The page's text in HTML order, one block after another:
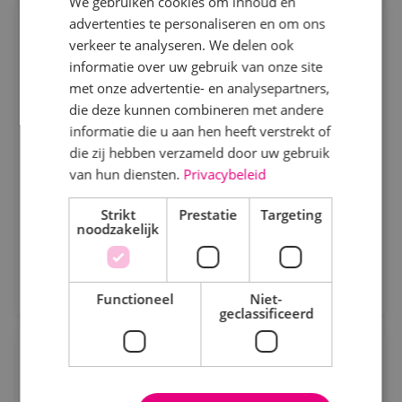
Specialisme
Beveiligingstechniek
Elektrotechniek
Energietechniek
Staf
Uren
Fulltime
Parttime
Projectmonteur werktuigbouwkunde
Werktuigbouwkunde Fulltime MBO
Wij zoeken gemotiveerde projectmonteurs. Je hebt
oog voor detail en streeft naar de hoogste kwaliteit.
Bekijk vacature
Direct solliciteren
Projectcoördinator
advertenties te personaliseren en om ons
verkeer te analyseren. We delen ook
informatie over uw gebruik van onze site
met onze advertentie- en analysepartners,
die deze kunnen combineren met andere
informatie die u aan hen heeft verstrekt of
die zij hebben verzameld door uw gebruik
van hun diensten. Privacybeleid
Strikt
noodzakelijk
Prestatie Targeting
Functioneel
Niet-
geclassificeerd